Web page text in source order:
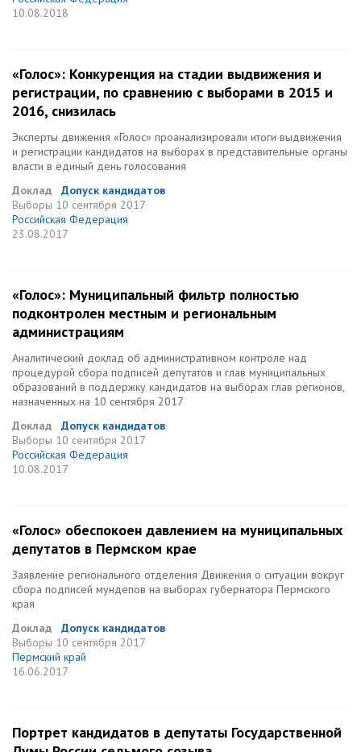
10.08.2018
«Голос»: Конкуренция на стадии выдвижения и
регистрации, по сравнению с выборами в 2015 и
2016, снизилась
Эксперты движения «Голос» проанализировали итоги выдвижения
и регистрации кандидатов на выборах в представительные органы
власти в единый день голосования
Доклад
Допуск кандидатов
Выборы 10 сентября 2017
Российская Федерация
23.08.2017
«Голос»: Муниципальный фильтр полностью
подконтролен местным и региональным
администрациям
Аналитический доклад об административном контроле над
процедурой сбора подписей депутатов и глав муниципальных
образований в поддержку кандидатов на выборах глав регионов,
назначенных на 10 сентября 2017
Доклад
Допуск кандидатов
Выборы 10 сентября 2017
Российская Федерация
10.08.2017
«Голос» обеспокоен давлением на муниципальных
депутатов в Пермском крае
Заявление регионального отделения Движения о ситуации вокруг
сбора подписей мундепов на выборах губернатора Пермского
края
Доклад
Допуск кандидатов
Выборы 10 сентября 2017
Пермский край
16.06.2017
Портрет кандидатов в депутаты Государственной